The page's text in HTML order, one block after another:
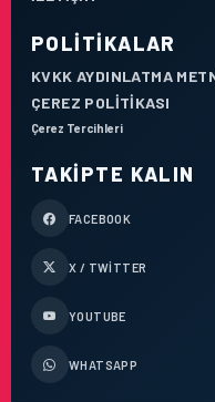
POLITIKALAR
KVKK AYDINLATMA
ÇEREZ POLITIKASI
Çerez Tercihleri
TAKIPTE KALIN
FACEBOOK
X / TWITTER
YOUTUBE
WHATSAPP